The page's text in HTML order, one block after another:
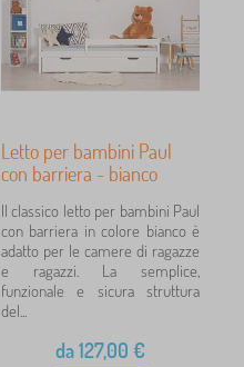
Letto per bambini Paul
con barriera - bianco
Il classico letto per bambini Paul
con barriera in colore bianco è
adatto per le camere di ragazze
e ragazzi. La semplice,
funzionale e sicura struttura
del...
da127,00 €